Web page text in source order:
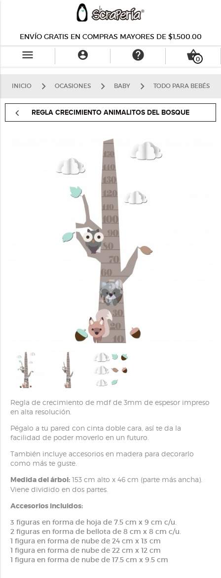
ENVÍO GRATIS EN COMPRAS MAYORES DE $1,500.00
menu  help 0
shopping_basket
INICIO OCASIONES BABY TODO PARA BEBÉS
REGLA CRECIMIENTO ANIMALITOS DEL BOSQUE
Regla de crecimiento de mdf de 3mm de espesor impreso
en alta resolución.
Pégalo a tu pared con cinta doble cara, así te da la
facilidad de poder moverlo en un futuro.
También incluye accesorios en madera para decorarlo
como más te guste.
Medida del árbol:153 cm alto x 46 cm (parte más ancha).
Viene dividido en dos partes.
Accesorios incluidos:
3 figuras en forma de hoja de 7.5 cm x 9 cm c/u.
2 figuras en forma de bellota de 8 cm x 8 cm c/u.
1 figura en forma de nube de 24 cm x 13 cm
1 figura en forma de nube de 22 cm x 12 cm
1 figura en forma de nube de 17.5 cm x 9.5 cm